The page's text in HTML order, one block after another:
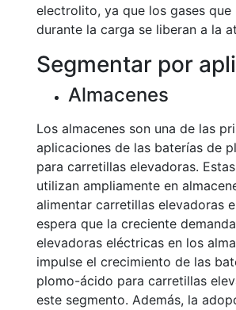
electrolito, ya que los gases que
durante la carga se liberan a la
Segmentar por
Almacenes
Los almacenes son una de las
aplicaciones de las baterías de
para carretillas elevadoras.
utilizan ampliamente en
alimentar carretillas elevadoras
espera que la creciente
elevadoras eléctricas en los
impulse el crecimiento de las
plomo-ácido para carretillas
este segmento. Además, la